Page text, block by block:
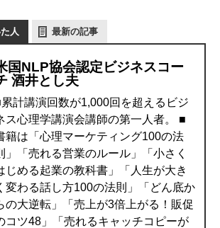
人 最新の記事
国NLP協会認定ビジネスコー
酒井とし夫
計講演回数が1,000回を超えるビジ
ス心理学講演会講師の第一人者。 ■
籍は「心理マーケティング100の法
」「売れる営業のルール」「小さく
じめる起業の教科書」「人生が大き
変わる話し方100の法則」「どん底か
の大逆転」「売上が3倍上がる！販促
コツ48」「売れるキャッチコピーが